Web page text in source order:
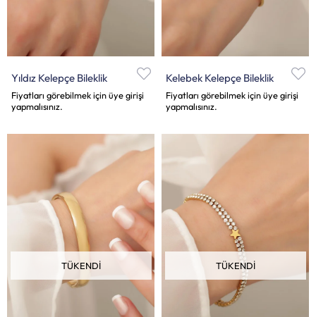
Yıldız Kelepçe Bileklik
Fiyatları görebilmek için üye girişi
yapmalısınız.
Kelebek Kelepçe Bileklik
Fiyatları görebilmek için üye girişi
yapmalısınız.
TÜKENDI TÜKENDI